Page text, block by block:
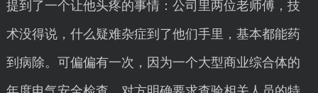
提到了一个让他头疼的事情：公司里两位老师傅，技
术没得说，什么疑难杂症到了他们手里，基本都能药
到病除。可偏偏有一次，因为一个大型商业综合体的